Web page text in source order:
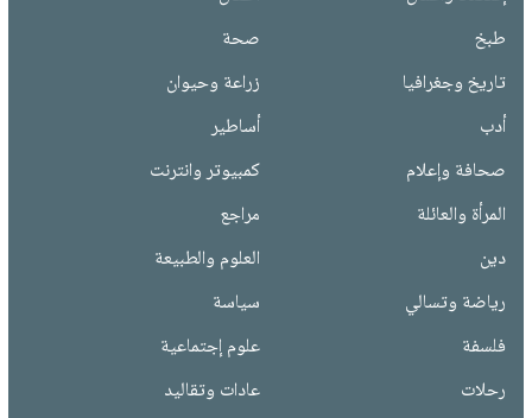
طبخ
صحة
تاريخ وجغرافيا
زراعة وحيوان
أدب
أساطير
صحافة وإعلام
كمبيوتر وانترنت
المرأة والعائلة
مراجع
دين
العلوم والطبيعة
رياضة وتسالي
سياسة
فلسفة
علوم إجتماعية
رحلات
عادات وتقاليد